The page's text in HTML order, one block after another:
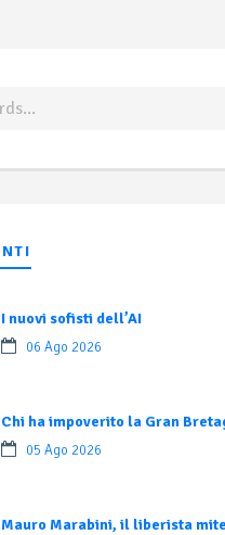
I nuovi sofisti dell’AI
06 Ago 2026
Chi ha impoverito la Gran
05 Ago 2026
Mauro Marabini, il liberista mite